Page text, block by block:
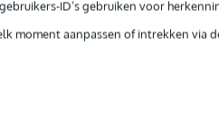
ID’s gebruiken voor
moment aanpassen of intrekken via
van het statief zijn massief en
je flink wat ruimte kan besparen